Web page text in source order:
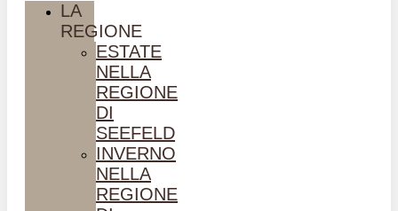
LA
REGIONE
ESTATE
NELLA
REGIONE
DI
SEEFELD
INVERNO
NELLA
REGIONE